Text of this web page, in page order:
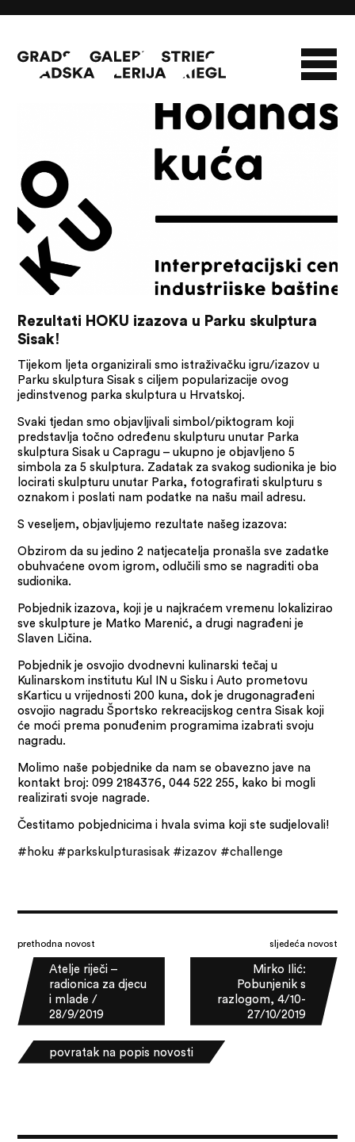
O GALERIJI
INFO
SLAVO STRIEGL
ZBIRKA STRIEGL
PUBLIKACIJE
Rezultati HOKU izazova u Parku skulptura
Sisak!
Tijekom ljeta organizirali smo istraživačku igru/izazov u
Parku skulptura Sisak s ciljem popularizacije ovog
jedinstvenog parka skulptura u Hrvatskoj.
Svaki tjedan smo objavljivali simbol/piktogram koji
predstavlja točno određenu skulpturu unutar Parka
skulptura Sisak u Capragu – ukupno je objavljeno 5
simbola za 5 skulptura. Zadatak za svakog sudionika je bio
locirati skulpturu unutar Parka, fotografirati skulpturu s
oznakom i poslati nam podatke na našu mail adresu.
S veseljem, objavljujemo rezultate našeg izazova:
Obzirom da su jedino 2 natjecatelja pronašla sve zadatke
obuhvaćene ovom igrom, odlučili smo se nagraditi oba
sudionika.
Pobjednik izazova, koji je u najkraćem vremenu lokalizirao
sve skulpture je Matko Marenić, a drugi nagrađeni je
Slaven Ličina.
Pobjednik je osvojio dvodnevni kulinarski tečaj u
Kulinarskom institutu Kul IN u Sisku i Auto prometovu
sKarticu u vrijednosti 200 kuna, dok je drugonagrađeni
osvojio nagradu Športsko rekreacijskog centra Sisak koji
će moći prema ponuđenim programima izabrati svoju
nagradu.
Molimo naše pobjednike da nam se obavezno jave na
kontakt broj: 099 2184376, 044 522 255, kako bi mogli
realizirati svoje nagrade.
Čestitamo pobjednicima i hvala svima koji ste sudjelovali!
#hoku #parkskulpturasisak #izazov #challenge
prethodna novost sljedeća novost
Atelje riječi –
radionica za djecu
i mlade /
28/9/2019
Mirko Ilić:
Pobunjenik s
razlogom, 4/10-
27/10/2019
povratak na popis novosti